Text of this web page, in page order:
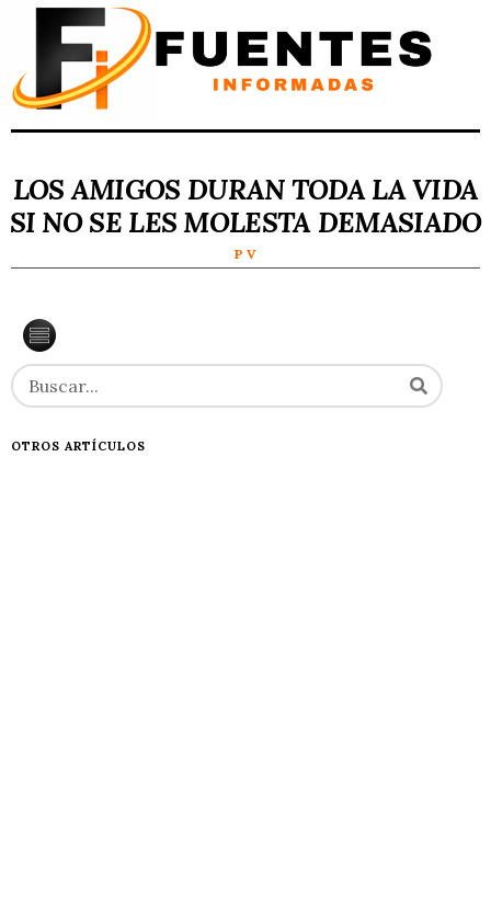
LOS AMIGOS DURAN TODA LA VIDA
SI NO SE LES MOLESTA DEMASIADO
P V
OTROS ARTÍCULOS